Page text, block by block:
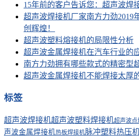
15年前的客户告诉您：超声波焊
超声波焊接机厂家南方力劲2019
创辉煌！
超声波塑料熔接机的局限性分析
超声波金属焊接机在汽车行业的
南方力劲拥有哪些款式的精密型
超声波金属焊接机不能焊接太厚
标签
超声波焊接机超声波塑料焊接机超声波点
声波金属焊接机热板焊接机脉冲塑料热压